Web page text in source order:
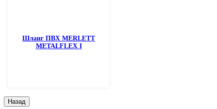
Шланг ПВХ MERLETT
METALFLEX I